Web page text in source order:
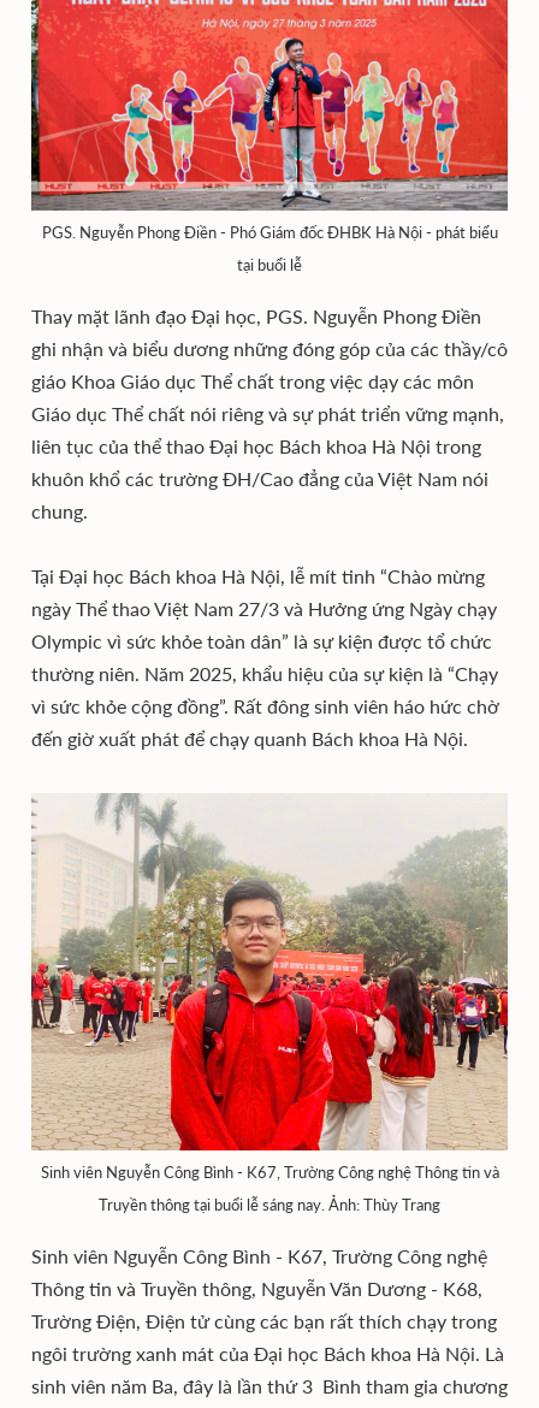
PGS. Nguyễn Phong Điền - Phó Giám đốc ĐHBK Hà Nội - phát biểu
tại buổi lễ
Thay mặt lãnh đạo Đại học, PGS. Nguyễn Phong Điền
ghi nhận và biểu dương những đóng góp của các thầy/cô
giáo Khoa Giáo dục Thể chất trong việc dạy các môn
Giáo dục Thể chất nói riêng và sự phát triển vững mạnh,
liên tục của thể thao Đại học Bách khoa Hà Nội trong
khuôn khổ các trường ĐH/Cao đẳng của Việt Nam nói
chung.
Tại Đại học Bách khoa Hà Nội, lễ mít tinh “Chào mừng
ngày Thể thao Việt Nam 27/3 và Hưởng ứng Ngày chạy
Olympic vì sức khỏe toàn dân” là sự kiện được tổ chức
thường niên. Năm 2025, khẩu hiệu của sự kiện là “Chạy
vì sức khỏe cộng đồng”. Rất đông sinh viên háo hức chờ
đến giờ xuất phát để chạy quanh Bách khoa Hà Nội.
Sinh viên Nguyễn Công Bình - K67, Trường Công nghệ Thông tin và
Truyền thông tại buổi lễ sáng nay. Ảnh: Thùy Trang
Sinh viên Nguyễn Công Bình - K67, Trường Công nghệ
Thông tin và Truyền thông, Nguyễn Văn Dương - K68,
Trường Điện, Điện tử cùng các bạn rất thích chạy trong
ngôi trường xanh mát của Đại học Bách khoa Hà Nội. Là
sinh viên năm Ba, đây là lần thứ 3 Bình tham gia chương